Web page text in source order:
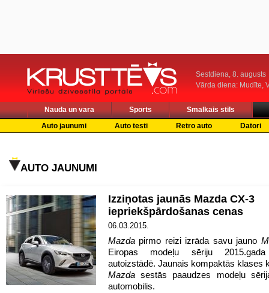
Sestdiena, 8. augusts
Vārda diena: Mudīte,
Nauda un vara Sports
Smalkais stils
Auto jaunumi
Auto testi Retro auto Datori
AUTO JAUNUMI
Izziņotas jaunās Mazda CX-3
iepriekšpārdošanas cenas
06.03.2015.
Mazda pirmo reizi izrāda savu jauno
Eiropas modeļu sēriju
autoizstādē. Jaunais kompaktās klases
Mazda sestās paaudzes modeļu
automobilis.